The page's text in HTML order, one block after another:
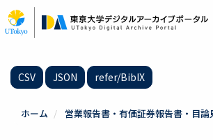
イ
ン
CSV JSON refer/BibIX
ホーム 営業報告書・有価証券報告書・目論